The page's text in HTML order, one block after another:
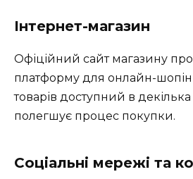
Інтернет-магазин
Офіційний сайт магазину
платформу для онлайн-
товарів доступний в декілька
полегшує процес покупки.
Соціальні мережі та